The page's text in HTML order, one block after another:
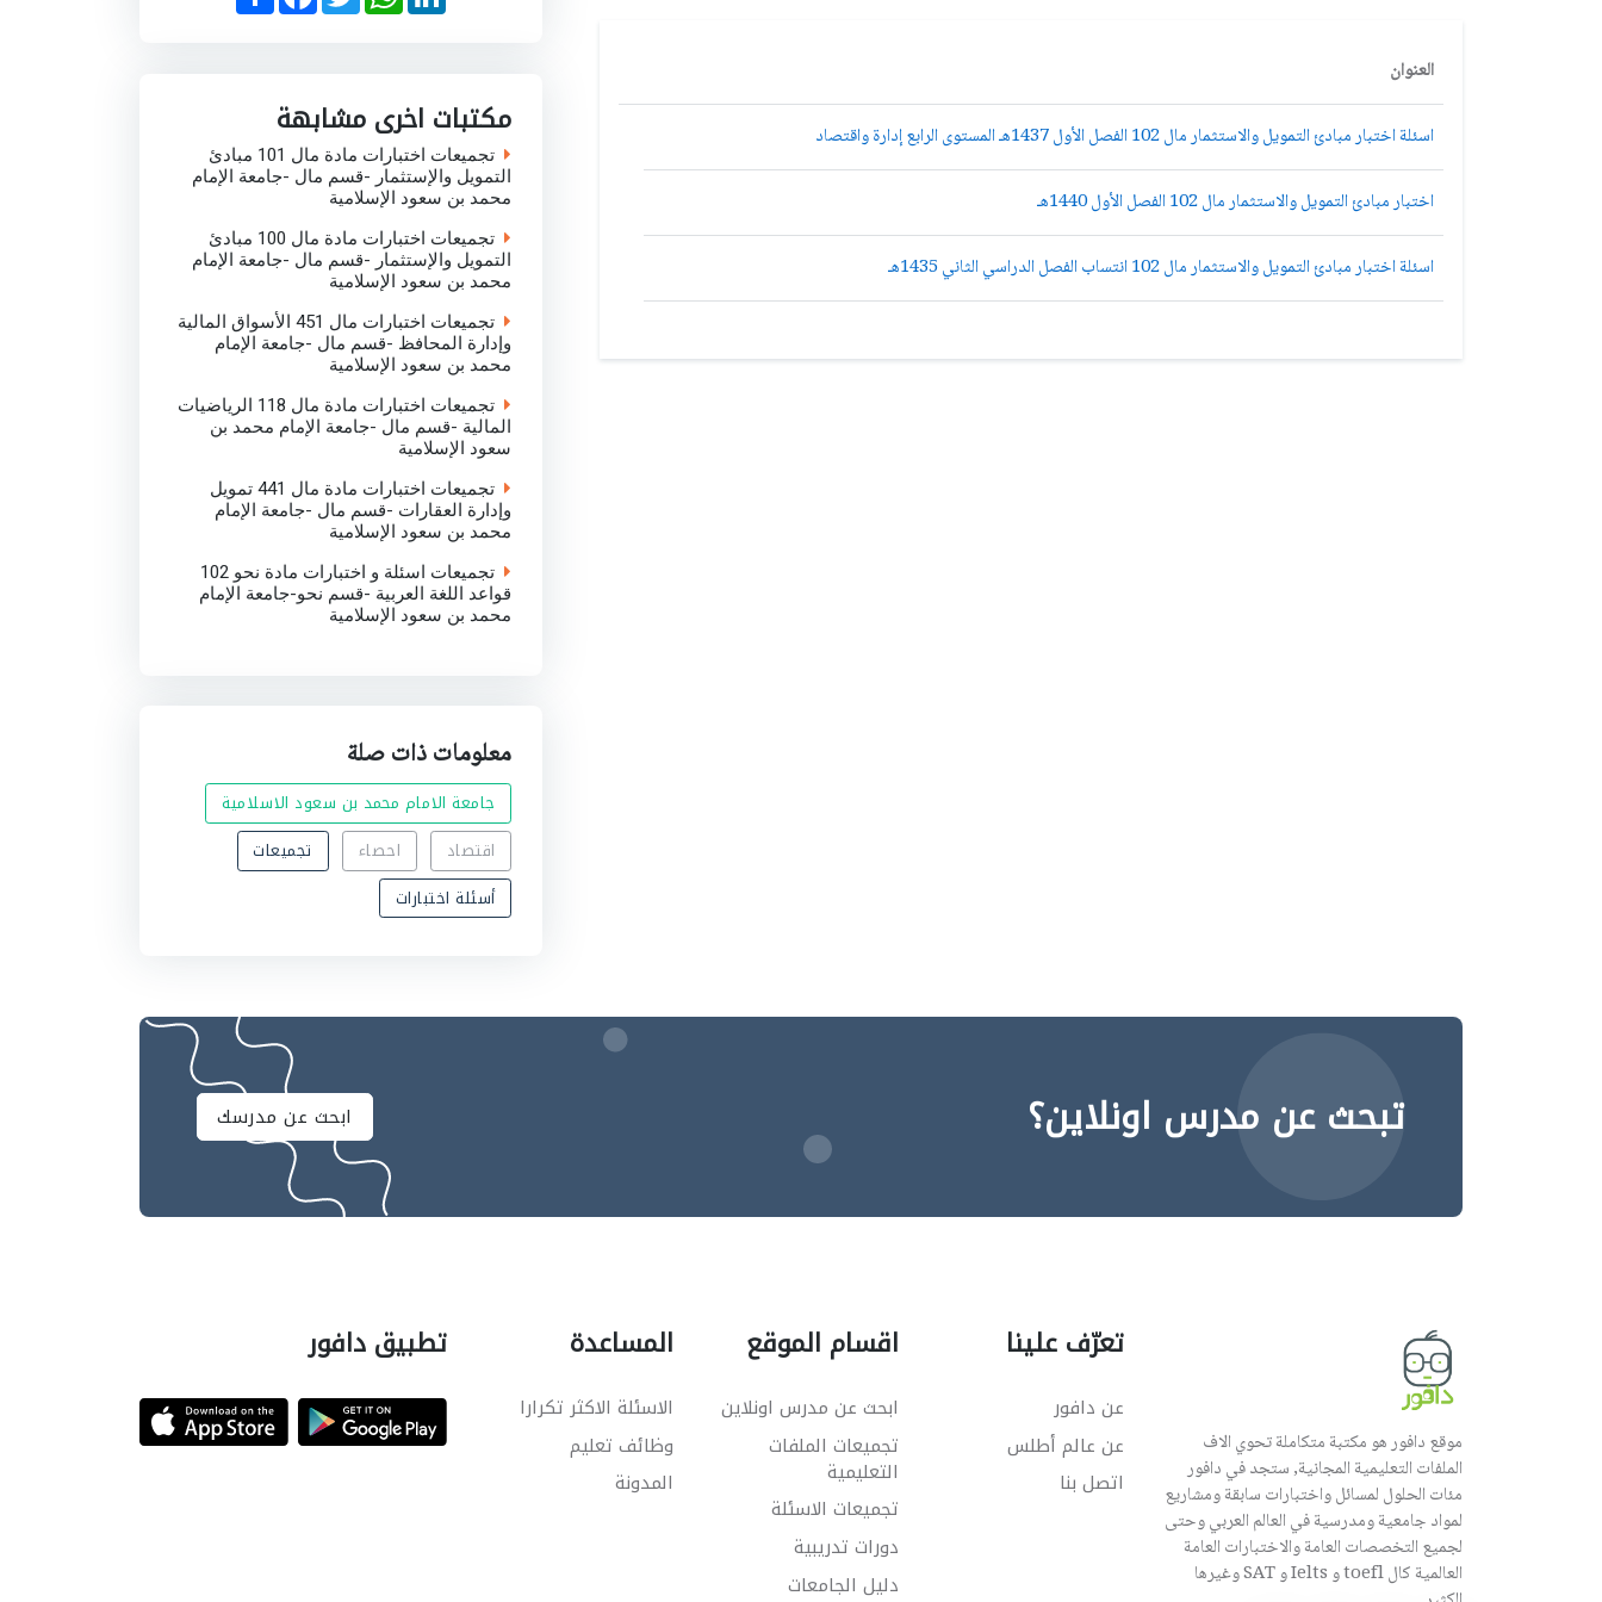
العنوان
اسئلة اختبار مبادئ التمويل والاستثمار مال 102 الفصل الأول 1437هـ المستوى الرابع إدارة واقتصاد
اختبار مبادئ التمويل والاستثمار مال 102 الفصل الأول 1440هـ
اسئلة اختبار مبادئ التمويل والاستثمار مال 102 انتساب الفصل الدراسي الثاني 1435هـ
a c
k
i a
p
n
n
مكتبات اخرى مشابهة
تجميعات اختبارات مادة مال 101 مبادئ
التمويل والإستثمار -قسم مال -جامعة الإمام
محمد بن سعود الإسلامية
تجميعات اختبارات مادة مال 100 مبادئ
التمويل والإستثمار -قسم مال -جامعة الإمام
محمد بن سعود الإسلامية
تجميعات اختبارات مال 451 الأسواق المالية
وإدارة المحافظ -قسم مال -جامعة الإمام
محمد بن سعود الإسلامية
تجميعات اختبارات مادة مال 118 الرياضيات
المالية -قسم مال -جامعة الإمام محمد بن
سعود الإسلامية
تجميعات اختبارات مادة مال 441 تمويل
وإدارة العقارات -قسم مال -جامعة الإمام
محمد بن سعود الإسلامية
تجميعات اسئلة و اختبارات مادة نحو 102
قواعد اللغة العربية -قسم نحو-جامعة الإمام
محمد بن سعود الإسلامية
معلومات ذات صلة
جامعة الامام محمد بن سعود الاسلامية
اقتصاد
احصاء
تجميعات
أسئلة اختبارات
تبحث عن مدرس اونلاين؟ ابحث عن مدرسك
موقع دافور هو مكتبة متكاملة تحوي الاف
الملفات التعليمية المجانية, ستجد في دافور
مئات الحلول لمسائل واختبارات سابقة ومشاريع
لمواد جامعية ومدرسية في العالم العربي وحتى
لجميع التخصصات العامة والاختبارات العامة
العالمية كال toefl و Ielts و SAT وغيرها
تعرّف علينا
عن دافور
عن عالم أطلس
اتصل بنا
اقسام الموقع
ابحث عن مدرس اونلاين
تجميعات الملفات
التعليمية
تجميعات الاسئلة
دورات تدريبية
دليل الجامعات
المساعدة
الاسئلة الاكثر تكرارا
وظائف تعليم
المدونة
تطبيق دافور